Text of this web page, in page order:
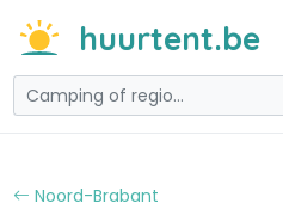
huurtent.be
Noord-Brabant